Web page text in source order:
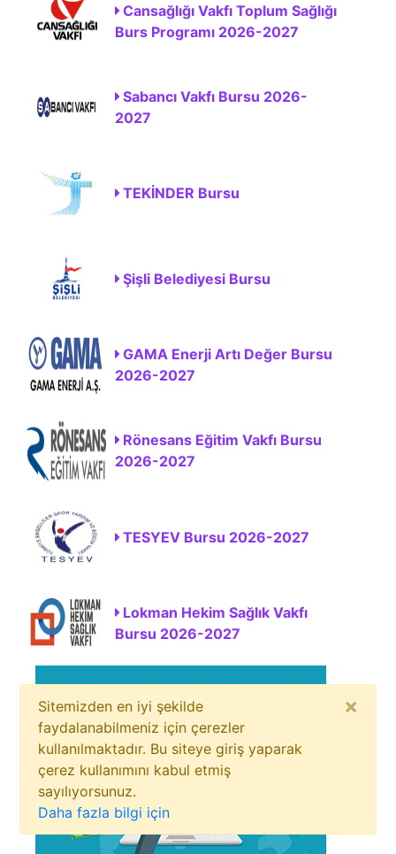
Cansağlığı Vakfı Toplum Sağlığı
Burs Programı 2026-2027
Sabancı Vakfı Bursu 2026-
2027
TEKİNDER Bursu
Şişli Belediyesi Bursu
GAMA Enerji Artı Değer Bursu
2026-2027
Rönesans Eğitim Vakfı Bursu
2026-2027
TESYEV Bursu 2026-2027
Lokman Hekim Sağlık Vakfı
Bursu 2026-2027
Sitemizden en iyi şekilde
faydalanabilmeniz için çerezler
kullanılmaktadır. Bu siteye giriş yaparak
çerez kullanımını kabul etmiş
sayılıyorsunuz.
Daha fazla bilgi için
×